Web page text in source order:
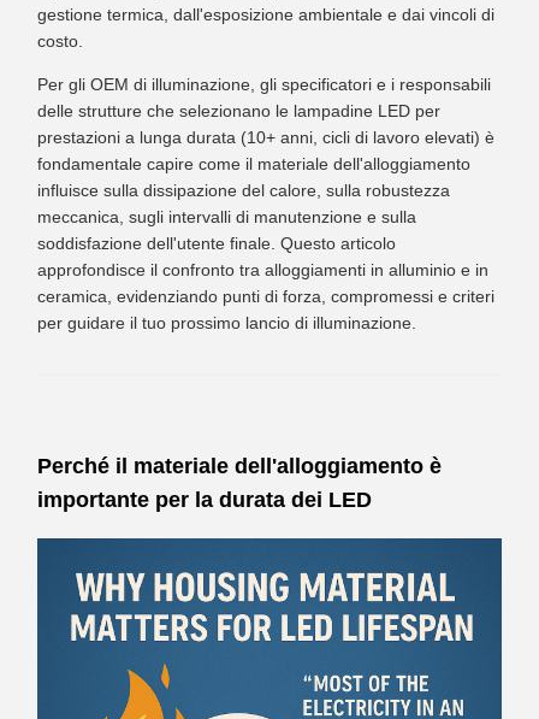
gestione termica, dall'esposizione ambientale e dai vincoli di
costo.
Per gli OEM di illuminazione, gli specificatori e i responsabili
delle strutture che selezionano le lampadine LED per
prestazioni a lunga durata (10+ anni, cicli di lavoro elevati) è
fondamentale capire come il materiale dell'alloggiamento
influisce sulla dissipazione del calore, sulla robustezza
meccanica, sugli intervalli di manutenzione e sulla
soddisfazione dell'utente finale. Questo articolo
approfondisce il confronto tra alloggiamenti in alluminio e in
ceramica, evidenziando punti di forza, compromessi e criteri
per guidare il tuo prossimo lancio di illuminazione.
Perché il materiale dell'alloggiamento è
importante per la durata dei LED